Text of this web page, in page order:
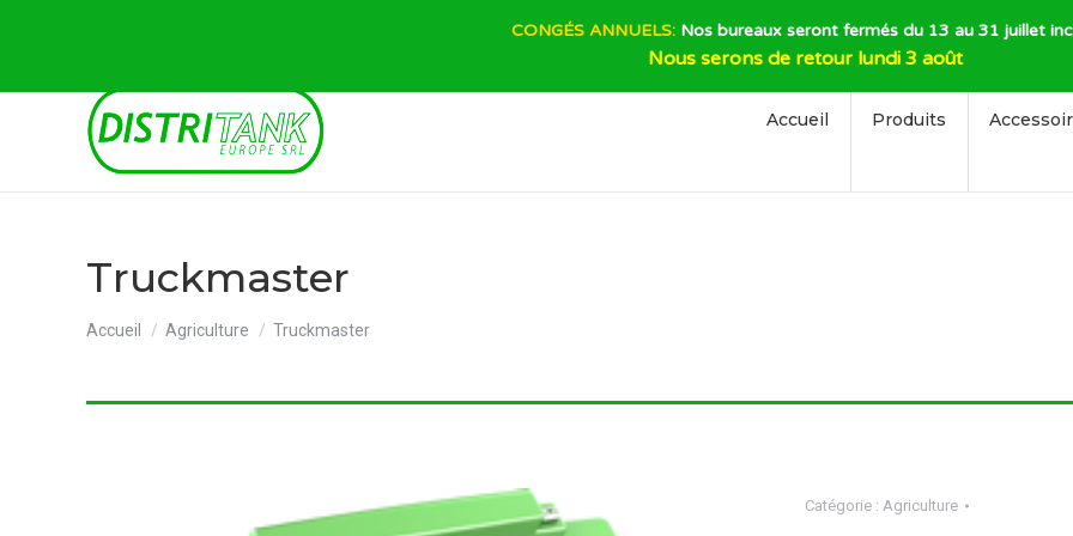
Accueil Produits
Truckmaster
Vous êtes ici :
Accueil Agriculture Truckmaster
Catégorie : Agriculture
CONGÉS ANNUELS: Nos bureaux seront fermés du 13 au 31 juillet
Nous serons de retour lundi 3 août